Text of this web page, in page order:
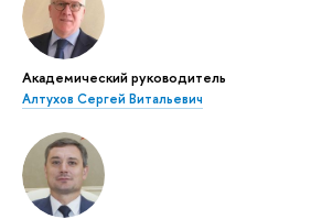
Академический руководитель
Алтухов Сергей Витальевич